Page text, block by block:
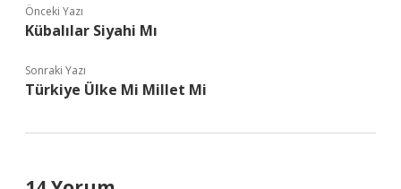
Önceki Yazı
Kübalılar Siyahi Mı
Sonraki Yazı
Türkiye Ülke Mi Millet Mi